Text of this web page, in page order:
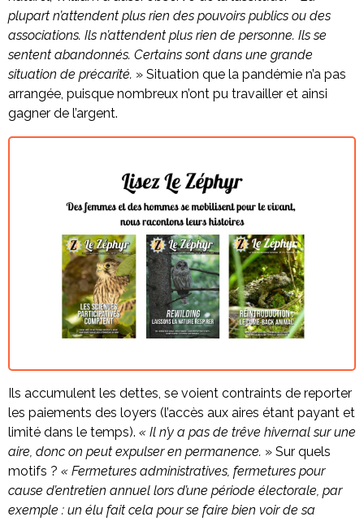
plupart n’attendent plus rien des pouvoirs publics ou des
associations. Ils n’attendent plus rien de personne. Ils se
sentent abandonnés. Certains sont dans une grande
situation de précarité. » Situation que la pandémie n’a pas
arrangée, puisque nombreux n’ont pu travailler et ainsi
gagner de l’argent.
Ils accumulent les dettes, se voient contraints de reporter
les paiements des loyers (l’accès aux aires étant payant et
limité dans le temps). « Il n’y a pas de trêve hivernal sur une
aire, donc on peut expulser en permanence. » Sur quels
motifs ? « Fermetures administratives, fermetures pour
cause d’entretien annuel lors d’une période électorale, par
exemple : un élu fait cela pour se faire bien voir de sa